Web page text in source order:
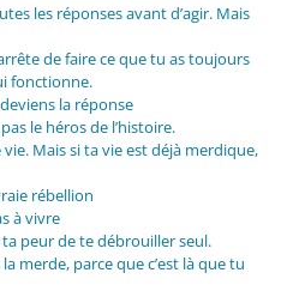
les réponses avant d’agir. Mais
de faire ce que tu as toujours
fonctionne.
la réponse
le héros de l’histoire.
Mais si ta vie est déjà merdique,
rébellion
à vivre
peur de te débrouiller seul.
merde, parce que c’est là que tu